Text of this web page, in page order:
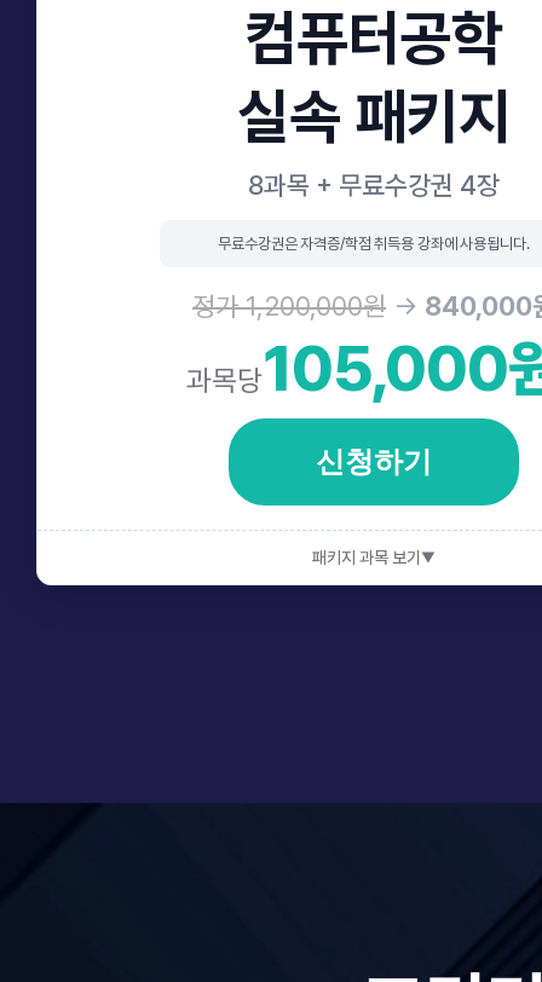
컴퓨터공학
실속 패키지
8과목 + 무료수강권 4장
무료수강권은 자격증/학점 취득용 강좌에 사용됩니다.
정가 1,200,000원 → 840,000
과목당105,000
신청하기
패키지 과목 보기 ▼
네트워크1 데이터통신